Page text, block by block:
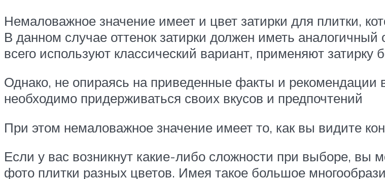
Немаловажное значение имеет и цвет затирки для плитки,
В данном случае оттенок затирки должен иметь аналогичный
всего используют классический вариант, применяют затирку
Однако, не опираясь на приведенные факты и рекомендации
необходимо придерживаться своих вкусов и предпочтений
При этом немаловажное значение имеет то, как вы видите
Если у вас возникнут какие-либо сложности при выборе, вы
фото плитки разных цветов. Имея такое большое